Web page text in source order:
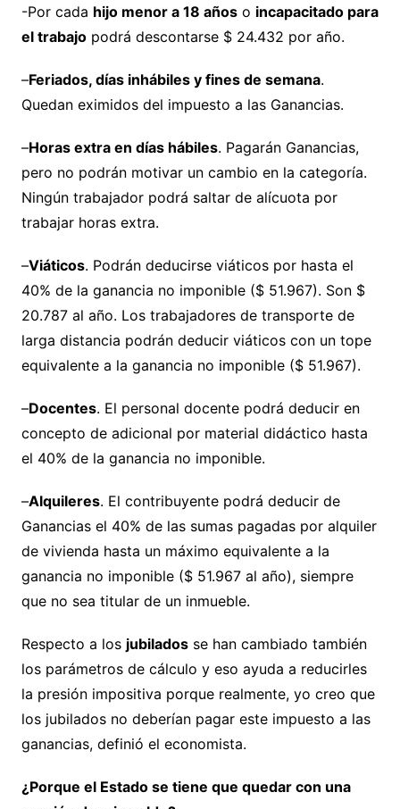
-Por cada hijo menor a 18 añoso incapacitado para
el trabajopodrá descontarse $ 24.432 por año.
–Feriados, días inhábiles y fines de semana.
Quedan eximidos del impuesto a las Ganancias.
–Horas extra en días hábiles. Pagarán Ganancias,
pero no podrán motivar un cambio en la categoría.
Ningún trabajador podrá saltar de alícuota por
trabajar horas extra.
–Viáticos. Podrán deducirse viáticos por hasta el
40% de la ganancia no imponible ($ 51.967). Son $
20.787 al año. Los trabajadores de transporte de
larga distancia podrán deducir viáticos con un tope
equivalente a la ganancia no imponible ($ 51.967).
–Docentes. El personal docente podrá deducir en
concepto de adicional por material didáctico hasta
el 40% de la ganancia no imponible.
–Alquileres. El contribuyente podrá deducir de
Ganancias el 40% de las sumas pagadas por alquiler
de vivienda hasta un máximo equivalente a la
ganancia no imponible ($ 51.967 al año), siempre
que no sea titular de un inmueble.
Respecto a los jubiladosse han cambiado también
los parámetros de cálculo y eso ayuda a reducirles
la presión impositiva porque realmente, yo creo que
los jubilados no deberían pagar este impuesto a las
ganancias, definió el economista.
¿Porque el Estado se tiene que quedar con una